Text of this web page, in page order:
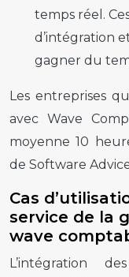
temps réel.
d’intégration
gagner du
Les entreprises
avec Wave
moyenne 10
de Software
Cas
service de la
wave
L’intégration